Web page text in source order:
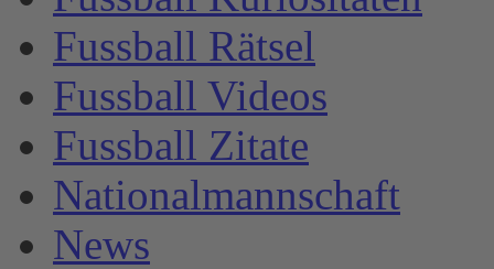
Fussball Rätsel
Fussball Videos
Fussball Zitate
Nationalmannschaft
News